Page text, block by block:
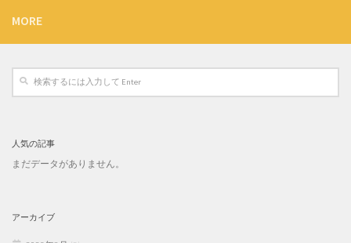
MORE
人気の記事
まだデータがありません。
アーカイブ